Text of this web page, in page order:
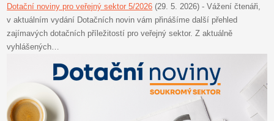
Dotační noviny pro veřejný sektor 5/2026 (29. 5. 2026) - Vážení čtenáři,
v aktuálním vydání Dotačních novin vám přinášíme další přehled
zajímavých dotačních příležitostí pro veřejný sektor. Z aktuálně
vyhlášených…